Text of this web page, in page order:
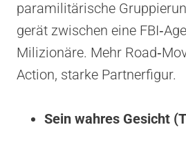
paramilitärische
gerät zwischen eine
Milizionäre. Mehr
Action, starke Partnerfigur.
Sein wahres Gesicht